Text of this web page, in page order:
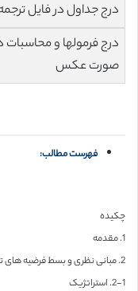
درج جداول در فایل
درج فرمولها و محاسبات
صورت عکس
فهرست مطالب:
چکیده
1. مقدمه
2. مبانی نظری و بسط فرضیه های تحقیق
2-1. استراتژیک